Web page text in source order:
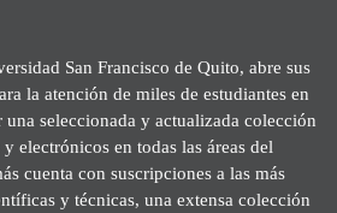
San Francisco de Quito, abre sus
la atención de miles de estudiantes en
seleccionada y actualizada colección
electrónicos en todas las áreas del
cuenta con suscripciones a las más
y técnicas, una extensa colección